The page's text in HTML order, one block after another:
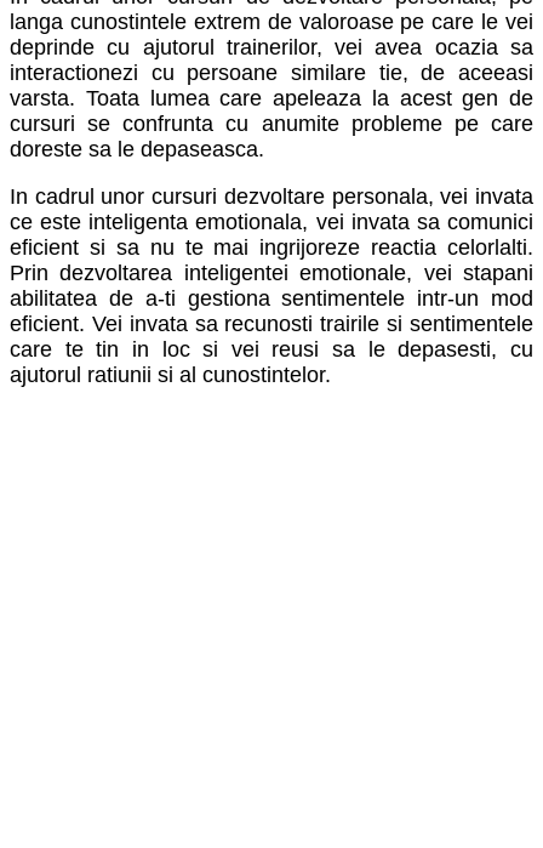
langa cunostintele extrem de valoroase pe care le vei
deprinde cu ajutorul trainerilor, vei avea ocazia sa
interactionezi cu persoane similare tie, de aceeasi
varsta. Toata lumea care apeleaza la acest gen de
cursuri se confrunta cu anumite probleme pe care
doreste sa le depaseasca.
In cadrul unor cursuri dezvoltare personala, vei invata
ce este inteligenta emotionala, vei invata sa comunici
eficient si sa nu te mai ingrijoreze reactia celorlalti.
Prin dezvoltarea inteligentei emotionale, vei stapani
abilitatea de a-ti gestiona sentimentele intr-un mod
eficient. Vei invata sa recunosti trairile si sentimentele
care te tin in loc si vei reusi sa le depasesti, cu
ajutorul ratiunii si al cunostintelor.